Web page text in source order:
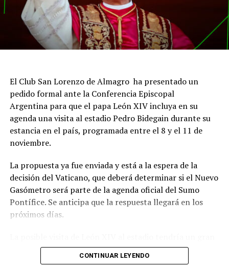
El Club San Lorenzo de Almagro ha presentado un
pedido formal ante la Conferencia Episcopal
Argentina para que el papa León XIV incluya en su
agenda una visita al estadio Pedro Bidegain durante su
estancia en el país, programada entre el 8 y el 11 de
noviembre.
La propuesta ya fue enviada y está a la espera de la
decisión del Vaticano, que deberá determinar si el Nuevo
Gasómetro será parte de la agenda oficial del Sumo
Pontífice. Se anticipa que la respuesta llegará en los
próximos días.
significado simbólico para San Lorenzo, dado el
histórico vínculo entre la institución y la Iglesia
CONTINUAR LEYENDO